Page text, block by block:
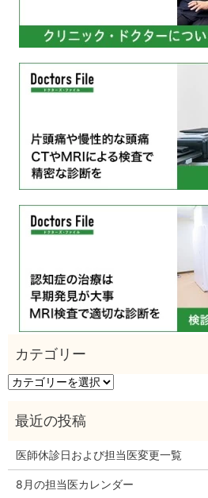
カ
ゴ
リ
医師休診日および担当医変更一覧
8月の担当医カレンダー